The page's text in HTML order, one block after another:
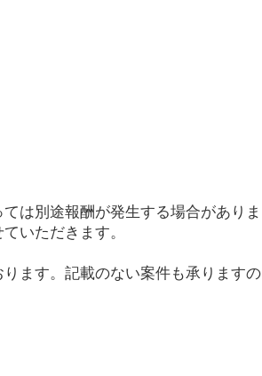
は別途報酬が発生する場合がありま
いただきます。
ます。記載のない案件も承りますの